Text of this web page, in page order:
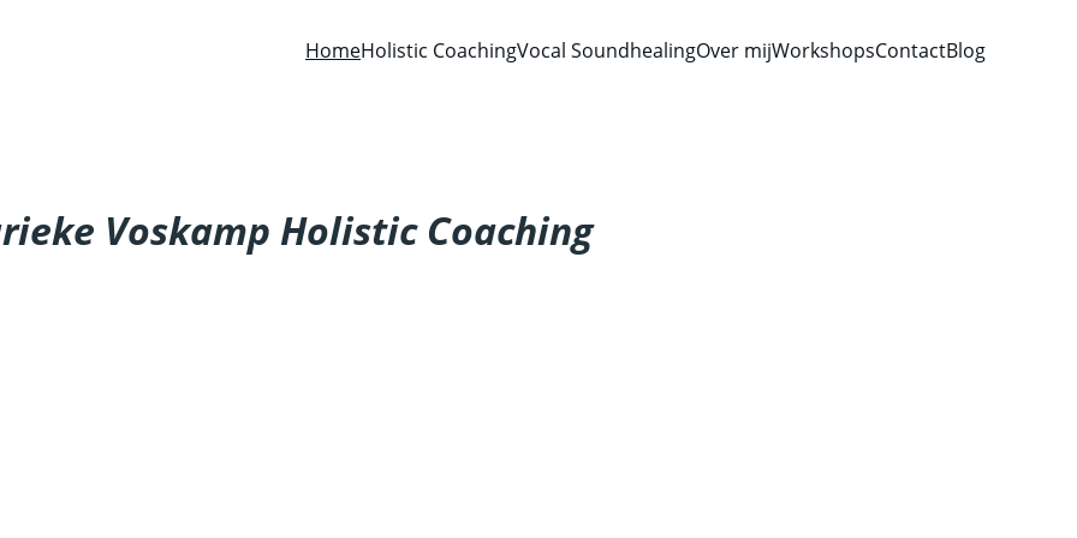
HomeHolistic CoachingVocal SoundhealingOver mijWorkshopsContactBlog
Voskamp Holistic Coaching